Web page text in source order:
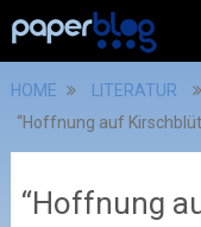
HOME
LITERATUR
“Hoffnung auf
“Hoffnung